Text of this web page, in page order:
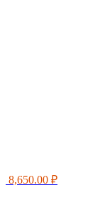
8,650.00 ₽